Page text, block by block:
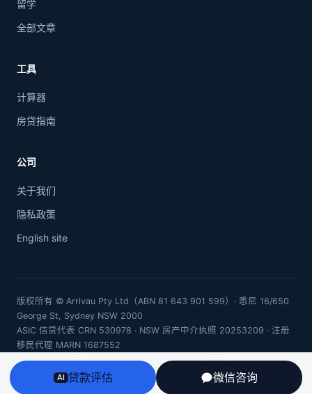
留学
全部文章
工具
计算器
房贷指南
公司
关于我们
隐私政策
English site
版权所有 © Arrivau Pty Ltd（ABN 81 643 901 599）· 悉尼 16/650
George St, Sydney NSW 2000
ASIC 信贷代表 CRN 530978 · NSW 房产中介执照 20253209 · 注册
移民代理 MARN 1687552
本站内容仅为一般信息，不构成个人财务、税务或法律建议。请在行
动前咨询持牌专业人士。
AI 贷款评估 微信咨询